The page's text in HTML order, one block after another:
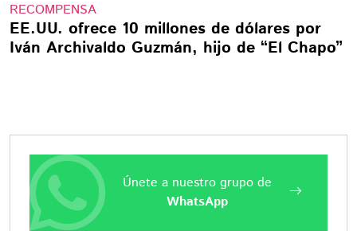
RECOMPENSA
EE.UU. ofrece 10 millones de dólares por
Iván Archivaldo Guzmán, hijo de “El Chapo”
Únete a nuestro grupo de
WhatsApp